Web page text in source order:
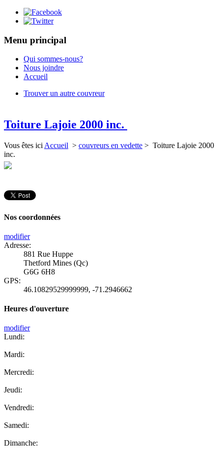
Menu principal
Qui sommes-nous?
Nous joindre
Accueil
Trouver un autre couvreur
Toiture Lajoie 2000 inc.
Vous êtes ici Accueil > couvreurs en vedette > Toiture Lajoie 2000
inc.
Nos coordonnées
modifier
Adresse:
881 Rue Huppe
Thetford Mines (Qc)
G6G 6H8
GPS:
46.10829529999999, -71.2946662
Heures d'ouverture
modifier
Lundi:
Mardi:
Mercredi:
Jeudi:
Vendredi:
Samedi:
Dimanche: